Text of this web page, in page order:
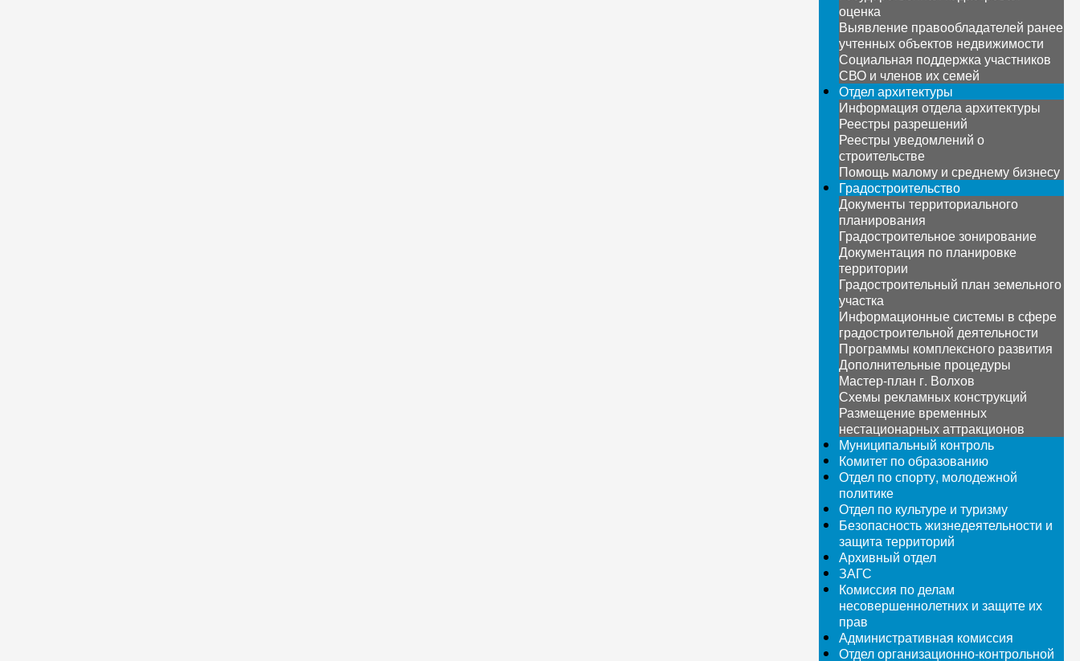
оценка
Выявление правообладателей ранее
учтенных объектов недвижимости
Социальная поддержка участников
СВО и членов их семей
Отдел архитектуры
Информация отдела архитектуры
Реестры разрешений
Реестры уведомлений о
строительстве
Помощь малому и среднему бизнесу
Градостроительство
Документы территориального
планирования
Градостроительное зонирование
Документация по планировке
территории
Градостроительный план земельного
участка
Информационные системы в сфере
градостроительной деятельности
Программы комплексного развития
Дополнительные процедуры
Мастер-план г. Волхов
Схемы рекламных конструкций
Размещение временных
нестационарных аттракционов
Муниципальный контроль
Комитет по образованию
Отдел по спорту, молодежной
политике
Отдел по культуре и туризму
Безопасность жизнедеятельности и
защита территорий
Архивный отдел
ЗАГС
Комиссия по делам
несовершеннолетних и защите их
прав
Административная комиссия
Отдел организационно-контрольной